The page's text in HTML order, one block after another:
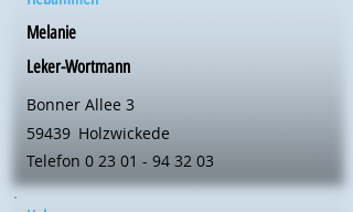
Melanie
Leker-Wortmann
Bonner Allee 3
59439 Holzwickede
Telefon 0 23 01 - 94 32 03